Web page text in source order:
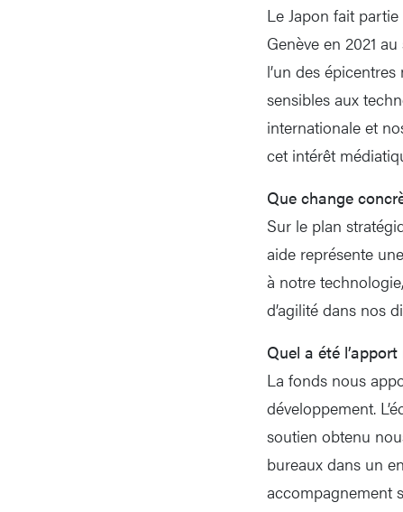
Le Japon fait
Genève en 2021
l’un des
sensibles aux
internationale et
cet intérêt
Que change
Sur le plan
aide représente
à notre
d’agilité dans nos
Quel a été
La fonds nous
développement.
soutien obtenu
bureaux dans un
accompagnement